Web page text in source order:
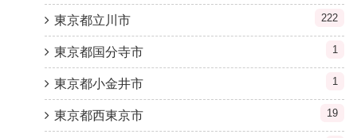
東京都立川市 222
東京都国分寺市 1
東京都小金井市 1
東京都西東京市 19